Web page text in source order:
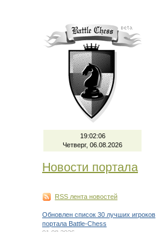
19:02:06
Четверг, 06.08.2026
Новости портала
RSS лента новостей
Обновлен список 30 лучших игроков
портала Battle-Chess